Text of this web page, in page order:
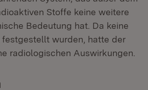
Stoffe keine weitere
Bedeutung hat. Da keine
festgestellt wurden, hatte der
radiologischen Auswirkungen.